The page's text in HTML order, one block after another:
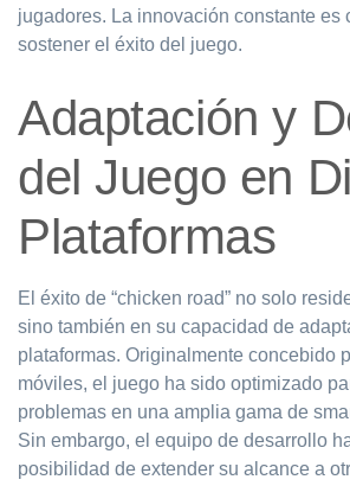
jugadores. La innovación constante es
sostener el éxito del juego.
Adaptación y
del Juego en
Plataformas
El éxito de “chicken road” no solo
sino también en su capacidad de
plataformas. Originalmente concebido
móviles, el juego ha sido optimizado
problemas en una amplia gama de
Sin embargo, el equipo de desarrollo
posibilidad de extender su alcance a